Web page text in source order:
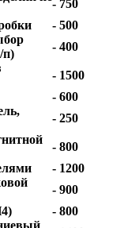
- 750
- 500
п)
- 400
- 1500
- 600
- 250
- 800
- 1200
- 900
- 800